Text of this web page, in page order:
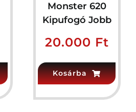
Monster 620
Kipufogó Jobb
20.000 Ft
Kosárba